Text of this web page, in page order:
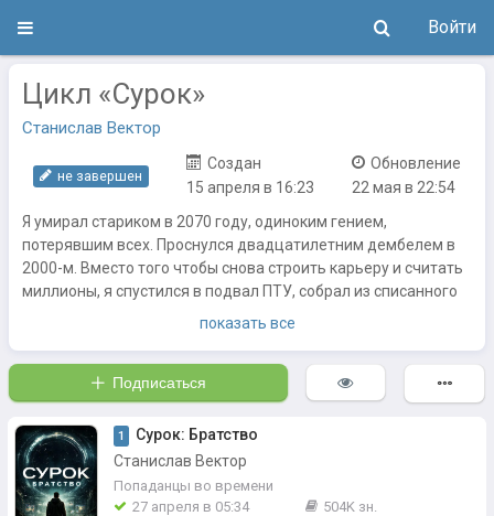
Войти
Цикл «Сурок»
Станислав Вектор
не завершен
Создан
15 апреля в 16:23
Обновление
22 мая в 22:54
Я умирал стариком в 2070 году, одиноким гением,
потерявшим всех. Проснулся двадцатилетним дембелем в
2000-м. Вместо того чтобы снова строить карьеру и считать
миллионы, я спустился в подвал ПТУ, собрал из списанного
первые строчки кода, которые изменят всё. Технологии
будущего против звериных законов нулевых. Семья,
которую не покупают, а выстраивают кулаками, мозгами и
верностью.
По мотивам цикла "Жизнь сурка" @noslnosl
https://author.today/work/series/12795
показать все
Подписаться
1
Сурок: Братство
Станислав Вектор
Попаданцы во времени
27 апреля в 05:34
504K зн.